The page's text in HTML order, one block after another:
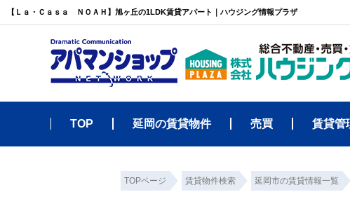
【Ｌａ・Ｃａｓａ ＮＯＡＨ】旭ヶ丘の1LDK賃貸アパート｜ハウジング情報プラザ
TOP 延岡の賃貸物件 売買 賃貸管
TOPページ 賃貸物件検索 延岡市の賃貸情報一覧